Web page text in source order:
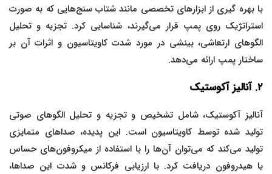
با بهره گیری از ابزارهای تخصصی مانند شتاب سنج‌هایی که به صورت
استراتژیک روی پمپ قرار می‌گیرند، شناسایی کرد. تجزیه و تحلیل
الگوهای ارتعاشی، بینشی در مورد شدت کاویتاسیون و اثرات آن بر
ساختار پمپ ارائه می‌دهد.
۲. آنالیز آکوستیک
آنالیز آکوستیک، شامل تشخیص و تجزیه و تحلیل الگوهای صوتی
تولید شده توسط کاویتاسیون است. این پدیده، صداهای متمایزی
تولید می‌کند که می‌توان آن‌ها را با استفاده از میکروفون‌های حساس
یا هیدروفون دریافت کرد. با ارزیابی فرکانس و شدت این صداها،